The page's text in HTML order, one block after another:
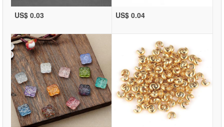
US$ 0.03 US$ 0.04